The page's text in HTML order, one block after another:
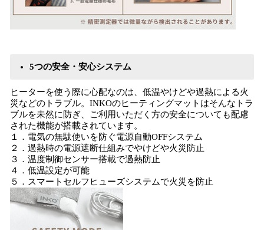
5つの安全・安心システム
ヒーターを使う際に心配なのは、低温やけどや過熱による火
災などのトラブル。INKOのヒーティングマットはそんなトラ
ブルを未然に防ぎ、ご利用いただく方の安全についても配慮
された機能が搭載されています。
１．電気の無駄使いを防ぐ電源自動OFFシステム
２．過熱時の電源遮断仕組みでやけどや火災防止
３．温度制御センサー搭載で過熱防止
４．低温設定が可能
５．スマートセルフヒューズシステムで火災を防止